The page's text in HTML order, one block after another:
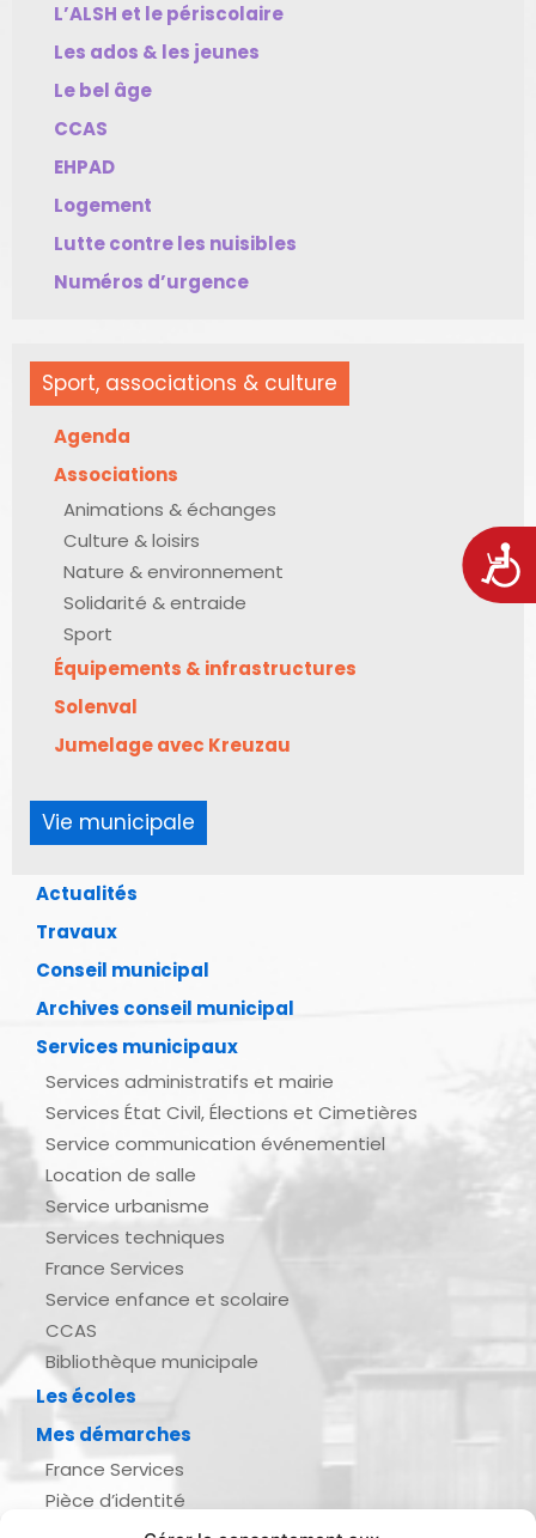
L’ALSH et le périscolaire
Les ados & les jeunes
Le bel âge
CCAS
EHPAD
Logement
Lutte contre les nuisibles
Numéros d’urgence
Sport, associations & culture
Agenda
Associations
Animations & échanges
Culture & loisirs
Nature & environnement
Solidarité & entraide
Sport
Équipements & infrastructures
Solenval
Jumelage avec Kreuzau
Vie municipale
Actualités
Travaux
Conseil municipal
Archives conseil municipal
Services municipaux
Services administratifs et mairie
Services État Civil, Élections et Cimetières
Service communication événementiel
Location de salle
Service urbanisme
Services techniques
France Services
Service enfance et scolaire
CCAS
Bibliothèque municipale
Les écoles
Mes démarches
France Services
Pièce d’identité